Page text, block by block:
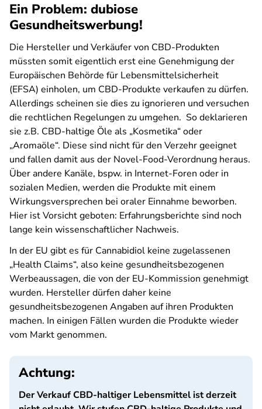
Ein Problem: dubiose
Gesundheitswerbung!
Die Hersteller und Verkäufer von CBD-Produkten
müssten somit eigentlich erst eine Genehmigung der
Europäischen Behörde für Lebensmittelsicherheit
(EFSA) einholen, um CBD-Produkte verkaufen zu dürfen.
Allerdings scheinen sie dies zu ignorieren und versuchen
die rechtlichen Regelungen zu umgehen. So deklarieren
sie z.B. CBD-haltige Öle als „Kosmetika“ oder
„Aromaöle“. Diese sind nicht für den Verzehr geeignet
und fallen damit aus der Novel-Food-Verordnung heraus.
Über andere Kanäle, bspw. in Internet-Foren oder in
sozialen Medien, werden die Produkte mit einem
Wirkungsversprechen bei oraler Einnahme beworben.
Hier ist Vorsicht geboten: Erfahrungsberichte sind noch
lange kein wissenschaftlicher Nachweis.
In der EU gibt es für Cannabidiol keine zugelassenen
„Health Claims“, also keine gesundheitsbezogenen
Werbeaussagen, die von der EU-Kommission genehmigt
wurden. Hersteller dürfen daher keine
gesundheitsbezogenen Angaben auf ihren Produkten
machen. In einigen Fällen wurden die Produkte wieder
vom Markt genommen.
Achtung:
Der Verkauf CBD-haltiger Lebensmittel ist derzeit